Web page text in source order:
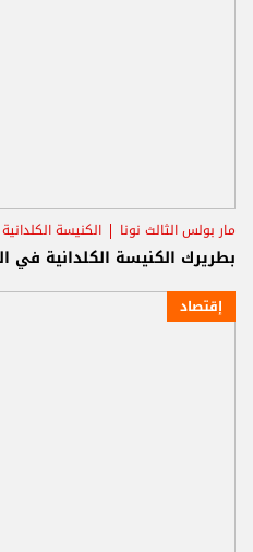
مار بولس الثالث نونا الكنيسة
بطريرك الكنيسة الكلدانية في
إقتصاد